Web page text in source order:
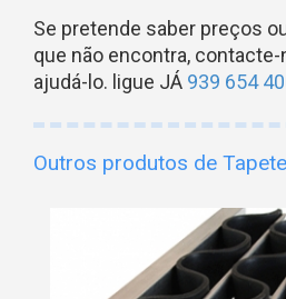
Se pretende saber preços
que não encontra,
ajudá-lo. ligue JÁ 939 654
Outros produtos de